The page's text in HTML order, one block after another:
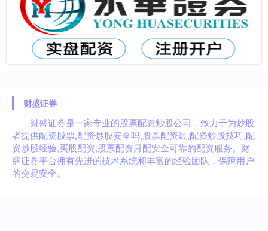
财盛证券
财盛证券是一家专业的股票配资炒股公司，致力于为炒股
者提供配资股票,配资炒股安全吗,股票配资最,配资炒股技巧,配
资炒股经验,买股配资,股票配资月配安全可靠的配资服务。财
盛证券平台拥有先进的技术系统和丰富的经验团队，保障用户
的交易安全。